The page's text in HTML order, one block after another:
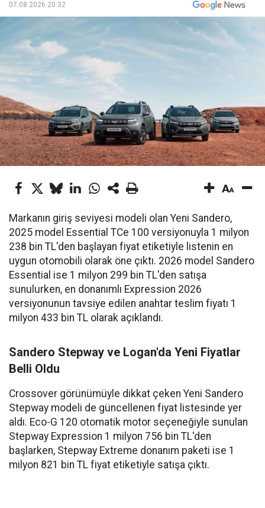
07.08.2026 20:32
Markanın giriş seviyesi modeli olan Yeni Sandero,
2025 model Essential TCe 100 versiyonuyla 1 milyon
238 bin TL'den başlayan fiyat etiketiyle listenin en
uygun otomobili olarak öne çıktı. 2026 model Sandero
Essential ise 1 milyon 299 bin TL'den satışa
sunulurken, en donanımlı Expression 2026
versiyonunun tavsiye edilen anahtar teslim fiyatı 1
milyon 433 bin TL olarak açıklandı.
Sandero Stepway ve Logan'da Yeni Fiyatlar
Belli Oldu
Crossover görünümüyle dikkat çeken Yeni Sandero
Stepway modeli de güncellenen fiyat listesinde yer
aldı. Eco-G 120 otomatik motor seçeneğiyle sunulan
Stepway Expression 1 milyon 756 bin TL'den
başlarken, Stepway Extreme donanım paketi ise 1
milyon 821 bin TL fiyat etiketiyle satışa çıktı.